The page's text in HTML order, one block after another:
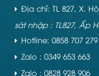
Địa chỉ: TL 827, X.
sát nhập : TL827, Ấp
Hotline: 0858 707 279
Zalo : 0349 653 663
Zalo : 0828 928 906